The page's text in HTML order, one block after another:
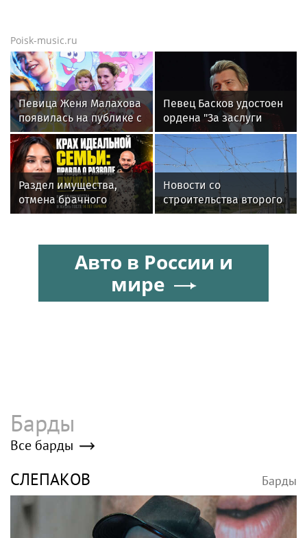
Poisk-music.ru
Певица Женя Малахова
появилась на публике с
дочерью
Певец Басков удостоен
ордена "За заслуги
перед Отечеством" IV
степени
Раздел имущества,
отмена брачного
контракта и новые
Джиган после развода с
Оксаной Самойловой
Новости со
строительства второго
этапа линии
Авто в России и
мире
Барды
Все барды
СЛЕПАКОВ Барды